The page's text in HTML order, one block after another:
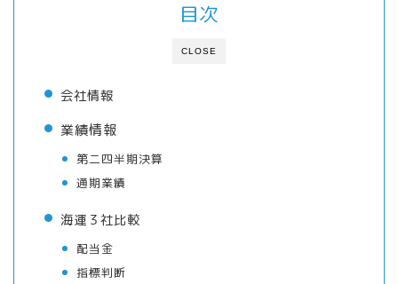
CLOSE
目次
会社情報
業績情報
第二四半期決算
通期業績
海運３社比較
配当金
指標判断